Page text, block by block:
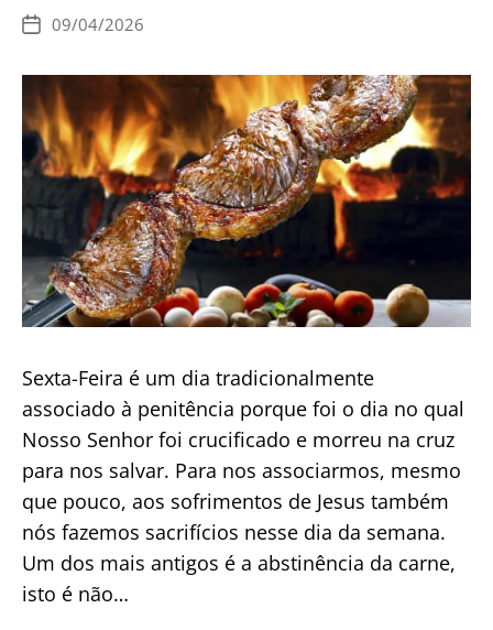
Céu
Data
publicação
09/04/2026
Sexta-Feira é um dia tradicionalmente
associado à penitência porque foi o dia no qual
Nosso Senhor foi crucificado e morreu na cruz
para nos salvar. Para nos associarmos, mesmo
que pouco, aos sofrimentos de Jesus também
nós fazemos sacrifícios nesse dia da semana.
Um dos mais antigos é a abstinência da carne,
isto é não…